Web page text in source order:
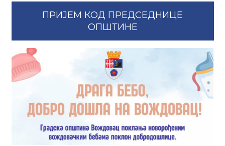
ПРИЈЕМ КОД ПРЕДСЕДНИЦЕ
ОПШТИНЕ